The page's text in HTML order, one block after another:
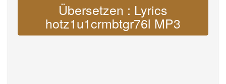
Übersetzen : Lyrics
hotz1u1crmbtgr76l MP3